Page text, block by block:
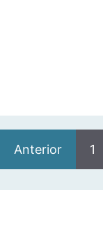
Anterior 1